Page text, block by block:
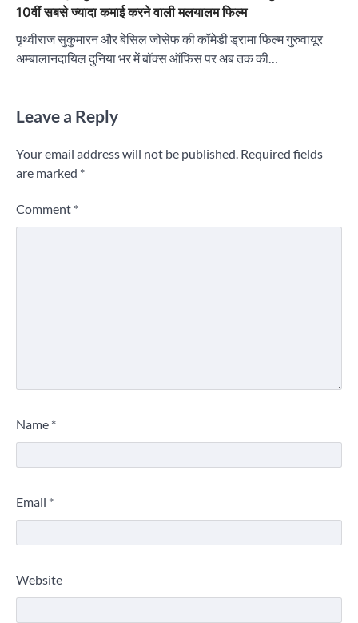
10वीं सबसे ज्यादा कमाई करने वाली मलयालम फिल्म
पृथ्वीराज सुकुमारन और बेसिल जोसेफ की कॉमेडी ड्रामा फिल्म गुरुवायूर
अम्बालानदायिल दुनिया भर में बॉक्स ऑफिस पर अब तक की…
Leave a Reply
Your email address will not be published. Required fields
are marked *
Comment *
Name *
Email *
Website